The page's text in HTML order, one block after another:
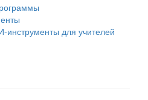
для учителей